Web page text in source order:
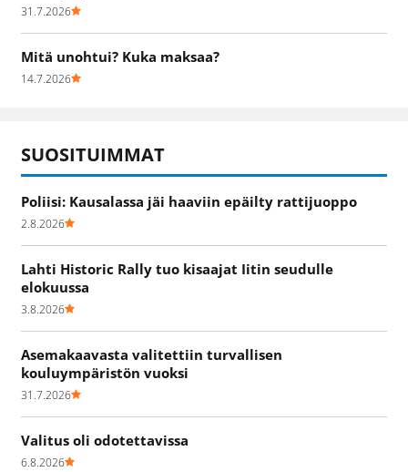
31.7.2026
Mitä unohtui? Kuka maksaa?
14.7.2026
SUOSITUIMMAT
Poliisi: Kausalassa jäi haaviin epäilty rattijuoppo
2.8.2026
Lahti Historic Rally tuo kisaajat Iitin seudulle
elokuussa
3.8.2026
Asemakaavasta valitettiin turvallisen
kouluympäristön vuoksi
31.7.2026
Valitus oli odotettavissa
6.8.2026